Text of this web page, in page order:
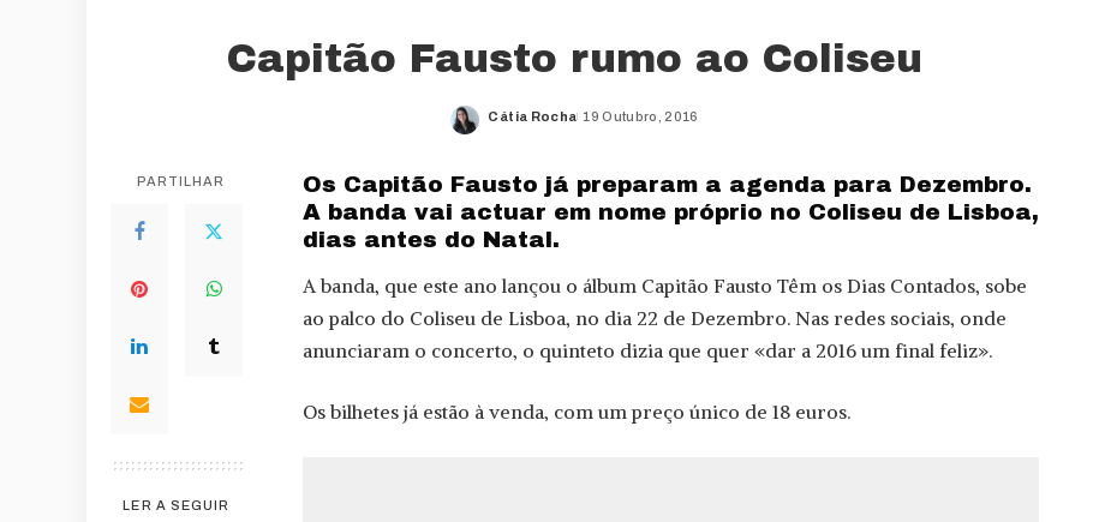
Capitão Fausto rumo ao Coliseu
Posted
Cátia Rocha 19 Outubro, 2016
PARTILHAR
LER A SEGUIR
Os Capitão Fausto já preparam a agenda para Dezembro.
A banda vai actuar em nome próprio no Coliseu de Lisboa,
dias antes do Natal.
A banda, que este ano lançou o álbum Capitão Fausto Têm os Dias Contados, sobe
ao palco do Coliseu de Lisboa, no dia 22 de Dezembro. Nas redes sociais, onde
anunciaram o concerto, o quinteto dizia que quer «dar a 2016 um final feliz».
Os bilhetes já estão à venda, com um preço único de 18 euros.